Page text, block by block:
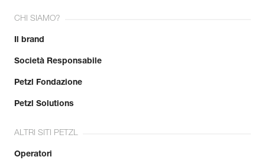
CHI SIAMO?
Il brand
Società Responsabile
Petzl Fondazione
Petzl Solutions
ALTRI SITI PETZL
Operatori